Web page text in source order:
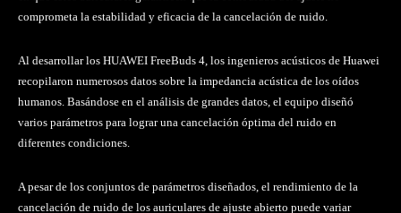
comprometa la estabilidad y eficacia de la cancelación de ruido.
Al desarrollar los HUAWEI FreeBuds 4, los ingenieros acústicos de Huawei
recopilaron numerosos datos sobre la impedancia acústica de los oídos
humanos. Basándose en el análisis de grandes datos, el equipo diseñó
varios parámetros para lograr una cancelación óptima del ruido en
diferentes condiciones.
A pesar de los conjuntos de parámetros diseñados, el rendimiento de la
cancelación de ruido de los auriculares de ajuste abierto puede variar